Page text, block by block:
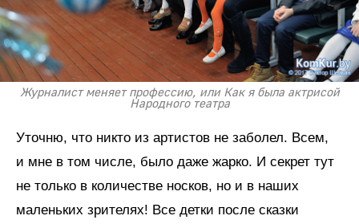
Журналист меняет профессию, или Как я была актрисой
Народного театра
Уточню, что никто из артистов не заболел. Всем,
и мне в том числе, было даже жарко. И секрет тут
не только в количестве носков, но и в наших
маленьких зрителях! Все детки после сказки